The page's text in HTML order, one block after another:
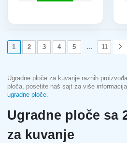
1 2 3 4 5 ... 11
Ugradne ploče za kuvanje raznih
ploča, posetite naš sajt za više
ugradne ploče.
Ugradne ploče sa
za kuvanje